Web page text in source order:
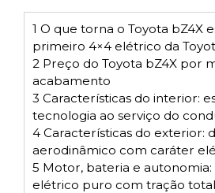
1 O que torna o Toyota bZ4X
primeiro 4×4 elétrico da
2 Preço do Toyota bZ4X por
acabamento
3 Características do interior:
tecnologia ao serviço do
4 Características do exterior:
aerodinâmico com caráter
5 Motor, bateria e
elétrico puro com tração